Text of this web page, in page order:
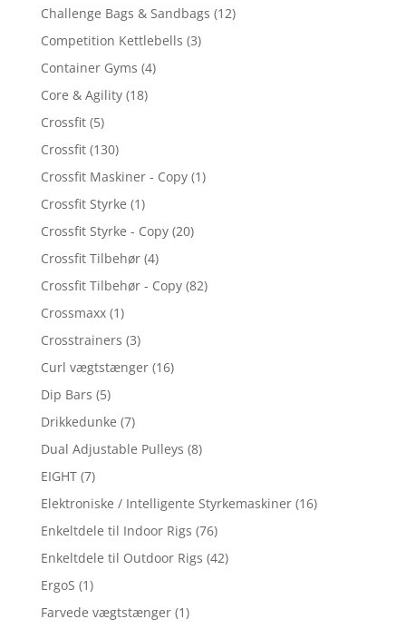
Challenge Bags & Sandbags (12)
Competition Kettlebells (3)
Container Gyms (4)
Core & Agility (18)
Crossfit (5)
Crossfit (130)
Crossfit Maskiner - Copy (1)
Crossfit Styrke (1)
Crossfit Styrke - Copy (20)
Crossfit Tilbehør (4)
Crossfit Tilbehør - Copy (82)
Crossmaxx (1)
Crosstrainers (3)
Curl vægtstænger (16)
Dip Bars (5)
Drikkedunke (7)
Dual Adjustable Pulleys (8)
EIGHT (7)
Elektroniske / Intelligente Styrkemaskiner (16)
Enkeltdele til Indoor Rigs (76)
Enkeltdele til Outdoor Rigs (42)
ErgoS (1)
Farvede vægtstænger (1)